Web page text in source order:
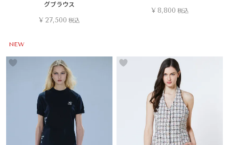
グブラウス
¥ 27,500 税込
¥ 8,800 税込
NEW